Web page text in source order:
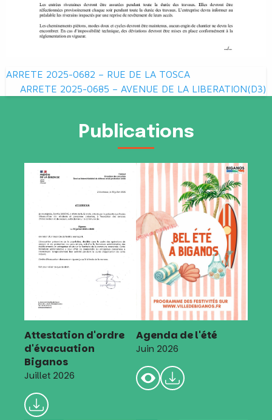
Navigation
de
ARRETE 2025-0682 – RUE DE LA TOSCA
ARRETE 2025-0685 – AVENUE DE LA LIBERATION(D3)
Publications
Attestation d'ordre
d'évacuation
Biganos
Juillet 2026
Agenda de l'été
Juin 2026